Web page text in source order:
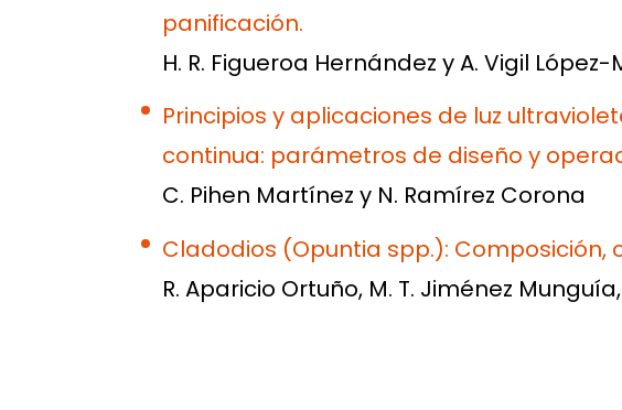
panificación.
H. R. Figueroa Hernández y A. Vigil López-
Principios y aplicaciones de luz
continua: parámetros de diseño y
C. Pihen Martínez y N. Ramírez Corona
Cladodios (Opuntia spp.): Composición,
R. Aparicio Ortuño, M. T. Jiménez